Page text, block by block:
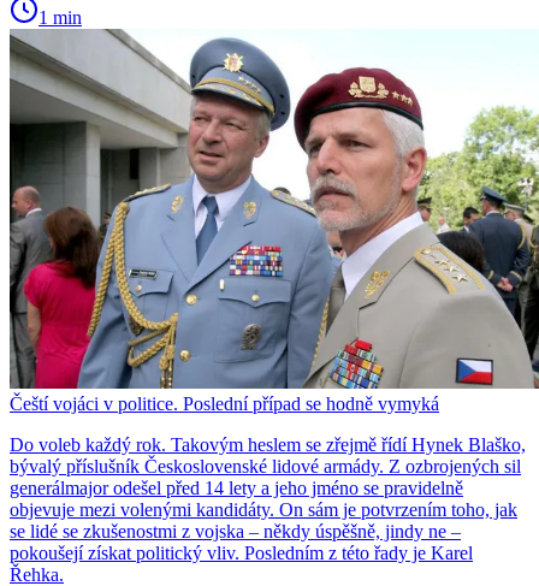
1 min
Čeští vojáci v politice. Poslední případ se hodně vymyká
Do voleb každý rok. Takovým heslem se zřejmě řídí Hynek Blaško,
bývalý příslušník Československé lidové armády. Z ozbrojených sil
generálmajor odešel před 14 lety a jeho jméno se pravidelně
objevuje mezi volenými kandidáty. On sám je potvrzením toho, jak
se lidé se zkušenostmi z vojska – někdy úspěšně, jindy ne –
pokoušejí získat politický vliv. Posledním z této řady je Karel
Řehka.